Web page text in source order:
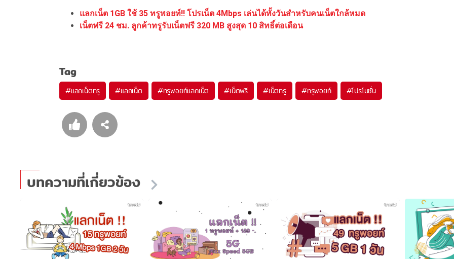
แลกเน็ต 1GB ใช้ 35 ทรูพอยท์!! โปรเน็ต 4Mbps เล่นได้ทั้งวันสำหรับคนเน็ตใกล้หมด
เน็ตฟรี 24 ชม. ลูกค้าทรูรับเน็ตฟรี 320 MB สูงสุด 10 สิทธิ์ต่อเดือน
Tag
#แลกเน็ตทรู #แลกเน็ต #ทรูพอยท์แลกเน็ต #เน็ตฟรี #เน็ตทรู #ทรูพอยท์ #โปรโมชั่น
บทความที่เกี่ยวข้อง